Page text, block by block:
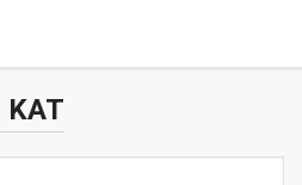
KAT